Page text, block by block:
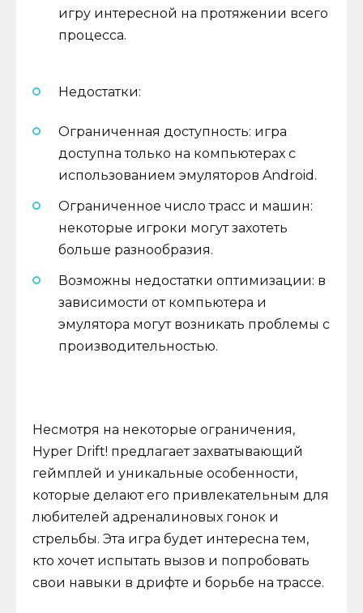
игру интересной на протяжении всего
процесса.
Недостатки:
Ограниченная доступность: игра
доступна только на компьютерах с
использованием эмуляторов Android.
Ограниченное число трасс и машин:
некоторые игроки могут захотеть
больше разнообразия.
Возможны недостатки оптимизации: в
зависимости от компьютера и
эмулятора могут возникать проблемы с
производительностью.
Несмотря на некоторые ограничения,
Hyper Drift! предлагает захватывающий
геймплей и уникальные особенности,
которые делают его привлекательным для
любителей адреналиновых гонок и
стрельбы. Эта игра будет интересна тем,
кто хочет испытать вызов и попробовать
свои навыки в дрифте и борьбе на трассе.